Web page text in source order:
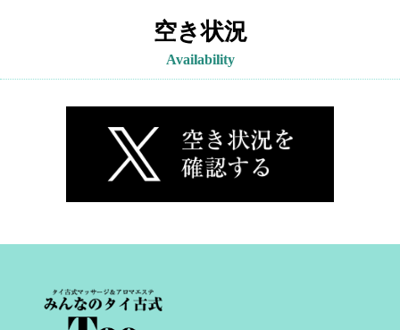
空き状況
Availability